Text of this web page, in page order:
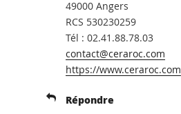
49000 Angers
RCS 530230259
Tél : 02.41.88.78.03
contact@ceraroc.com
https://www.ceraroc.com
Répondre